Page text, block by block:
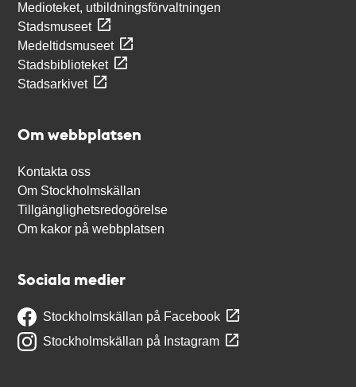
Medioteket, utbildningsförvaltningen
Stadsmuseet
Medeltidsmuseet
Stadsbiblioteket
Stadsarkivet
Om webbplatsen
Kontakta oss
Om Stockholmskällan
Tillgänglighetsredogörelse
Om kakor på webbplatsen
Sociala medier
Stockholmskällan på Facebook
Stockholmskällan på Instagram